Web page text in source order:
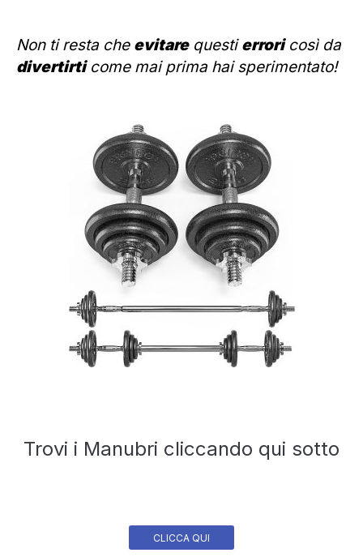
Non ti resta che evitarequestierroricosì da
divertirticome mai prima hai sperimentato!
Trovi i Manubri cliccando qui sotto
CLICCA QUI